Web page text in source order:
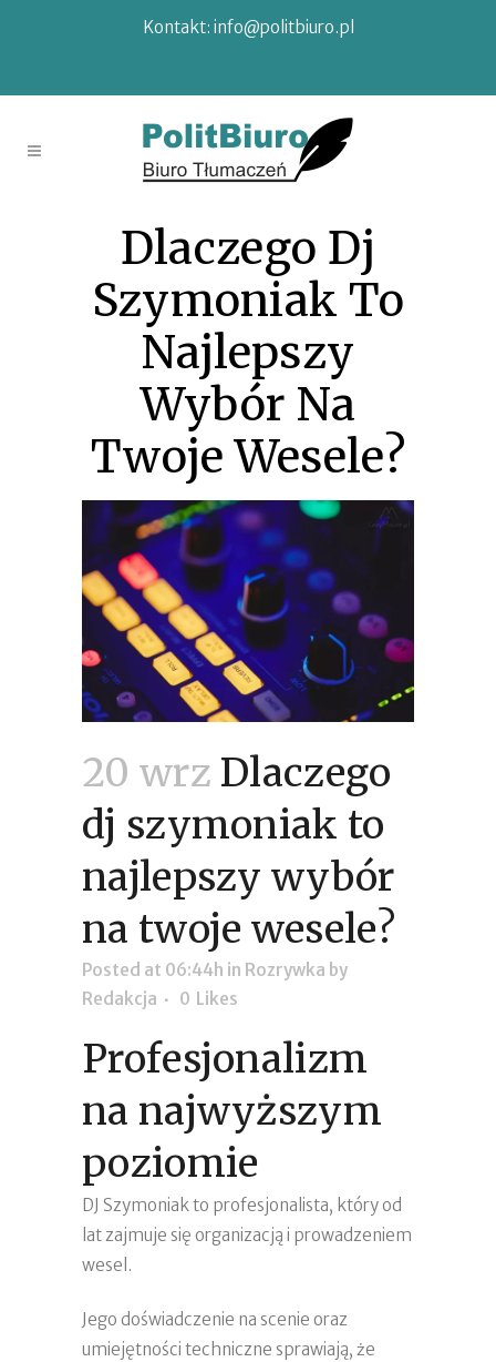
Kontakt: info@politbiuro.pl
Dlaczego Dj
Szymoniak To
Najlepszy
Wybór Na
Twoje Wesele?
20 wrz Dlaczego
dj szymoniak to
najlepszy wybór
na twoje wesele?
Posted at 06:44h in Rozrywka by
Redakcja
0 Likes
Profesjonalizm
na najwyższym
poziomie
DJ Szymoniak to profesjonalista, który od
lat zajmuje się organizacją i prowadzeniem
wesel.
Jego doświadczenie na scenie oraz
umiejętności techniczne sprawiają, że